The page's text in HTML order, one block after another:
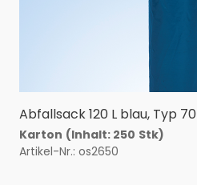
Abfallsack 120 L blau, Typ 70
Karton (Inhalt: 250 Stk)
Artikel-Nr.: os2650